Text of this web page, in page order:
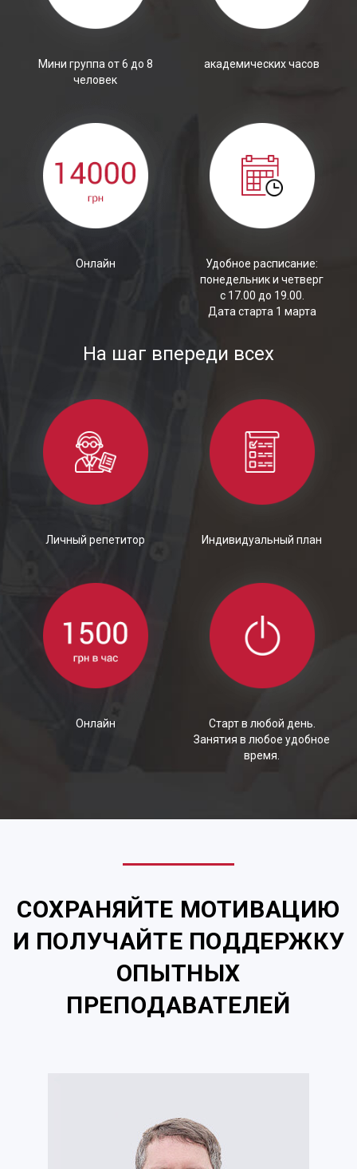
Мини группа от 6 до 8
человек
академических часов
Онлайн
Удобное расписание:
понедельник и четверг
с 17.00 до 19.00.
Дата старта 1 марта
На шаг впереди всех
Личный репетитор Индивидуальный план
Онлайн
Старт в любой день.
Занятия в любое удобное
время.
СОХРАНЯЙТЕ МОТИВАЦИЮ
И ПОЛУЧАЙТЕ ПОДДЕРЖКУ
ОПЫТНЫХ
ПРЕПОДАВАТЕЛЕЙ